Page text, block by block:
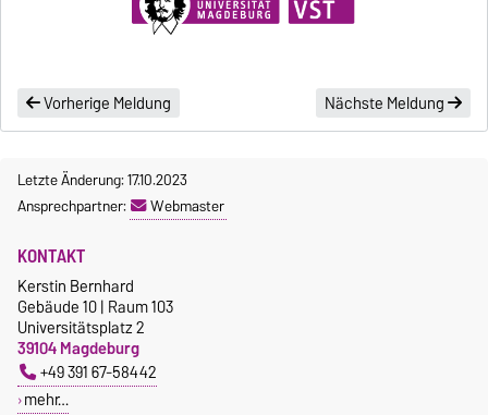
Vorherige Meldung Nächste Meldung
Letzte Änderung: 17.10.2023
Ansprechpartner:
Webmaster
KONTAKT
Kerstin Bernhard
Gebäude 10 | Raum 103
Universitätsplatz 2
39104 Magdeburg
+49 391 67-58442
mehr…